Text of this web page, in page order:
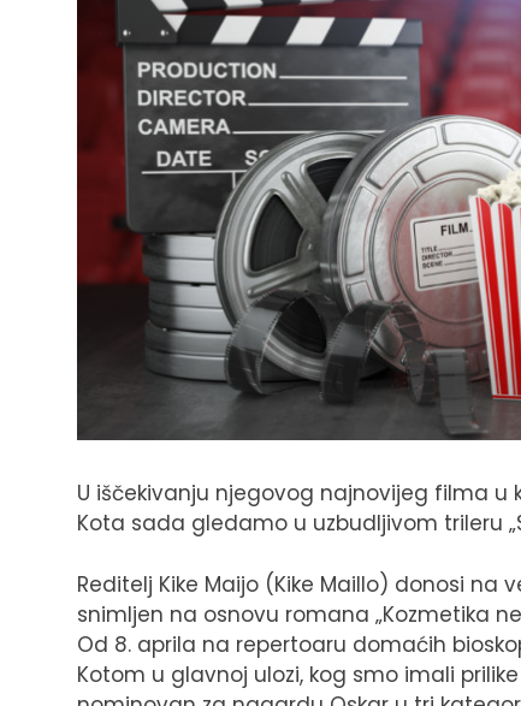
U iščekivanju njegovog najnovijeg filma u
Kota sada gledamo u uzbudljivom trileru
Reditelj Kike Maijo (Kike Maillo) donosi na
snimljen na osnovu romana „Kozmetika
Od 8. aprila na repertoaru domaćih
Kotom u glavnoj ulozi, kog smo imali